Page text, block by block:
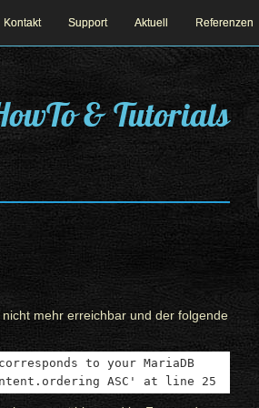
Kontakt Support Aktuell Referenzen
& Tutorials
mehr erreichbar und der folgende
to your MariaDB
ASC' at line 25